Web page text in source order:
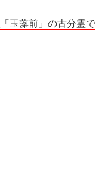
「玉藻前」の古分霊で